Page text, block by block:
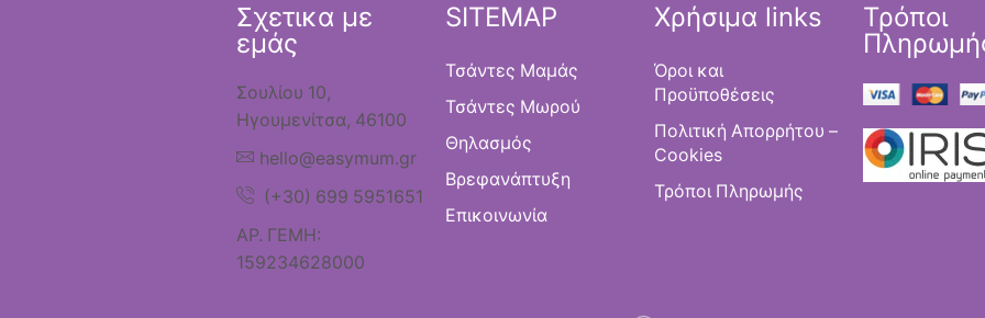
Σχετικα με
εμάς
Σουλίου 10,
Ηγουμενίτσα, 46100
hello@easymum.gr
(+30) 699 5951651
ΑΡ. ΓΕΜΗ:
159234628000
SITEMAP
Τσάντες Μαμάς
Τσάντες Μωρού
Θηλασμός
Βρεφανάπτυξη
Επικοινωνία
Χρήσιμα links
Όροι και
Προϋποθέσεις
Πολιτική Απορρήτου –
Cookies
Τρόποι Πληρωμής
Τρόποι